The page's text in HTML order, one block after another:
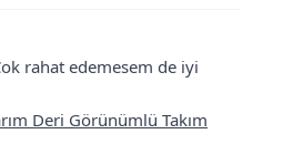
rahat edemesem de iyi
Deri Görünümlü Takım